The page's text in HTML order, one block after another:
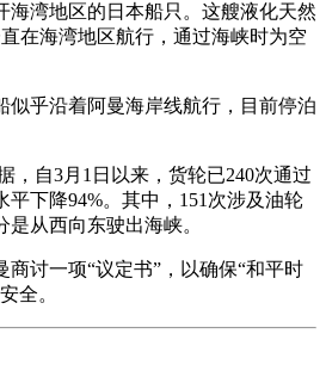
海湾地区的日本船只。这艘液化天然
在海湾地区航行，通过海峡时为空
似乎沿着阿曼海岸线航行，目前停泊
，自3月1日以来，货轮已240次通过
下降94%。其中，151次涉及油轮
从西向东驶出海峡。
讨一项“议定书”，以确保“和平时
全。